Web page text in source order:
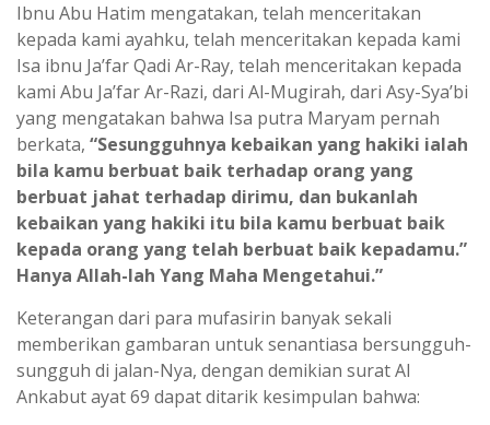
Ibnu Abu Hatim mengatakan, telah menceritakan
kepada kami ayahku, telah menceritakan kepada kami
Isa ibnu Ja’far Qadi Ar-Ray, telah menceritakan kepada
kami Abu Ja’far Ar-Razi, dari Al-Mugirah, dari Asy-Sya’bi
yang mengatakan bahwa Isa putra Maryam pernah
berkata, “Sesungguhnya kebaikan yang hakiki ialah
bila kamu berbuat baik terhadap orang yang
berbuat jahat terhadap dirimu, dan bukanlah
kebaikan yang hakiki itu bila kamu berbuat baik
kepada orang yang telah berbuat baik kepadamu.”
Hanya Allah-lah Yang Maha Mengetahui.”
Keterangan dari para mufasirin banyak sekali
memberikan gambaran untuk senantiasa bersungguh-
sungguh di jalan-Nya, dengan demikian surat Al
Ankabut ayat 69 dapat ditarik kesimpulan bahwa: